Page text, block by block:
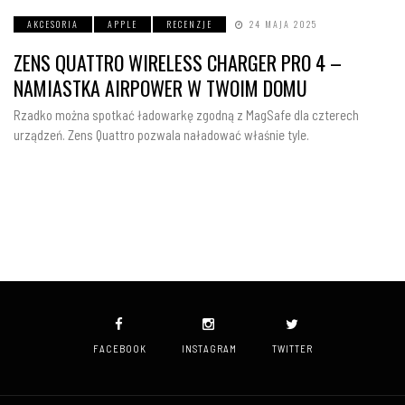
AKCESORIA APPLE RECENZJE 24 MAJA 2025
ZENS QUATTRO WIRELESS CHARGER PRO 4 –
NAMIASTKA AIRPOWER W TWOIM DOMU
Rzadko można spotkać ładowarkę zgodną z MagSafe dla czterech
urządzeń. Zens Quattro pozwala naładować właśnie tyle.
FACEBOOK INSTAGRAM TWITTER